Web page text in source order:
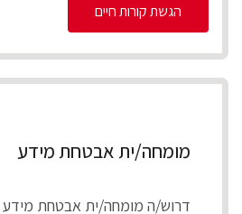
Incident Respons...
הגשת קורות חיים
מומחה/ית אבטחת מידע
דרוש/ה מומחה/ית אבטחת מידע